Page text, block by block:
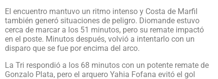
El encuentro mantuvo un ritmo intenso y Costa de Marfil
también generó situaciones de peligro. Diomande estuvo
cerca de marcar a los 51 minutos, pero su remate impactó
en el poste. Minutos después, volvió a intentarlo con un
disparo que se fue por encima del arco.
La Tri respondió a los 68 minutos con un potente remate de
Gonzalo Plata, pero el arquero Yahia Fofana evitó el gol